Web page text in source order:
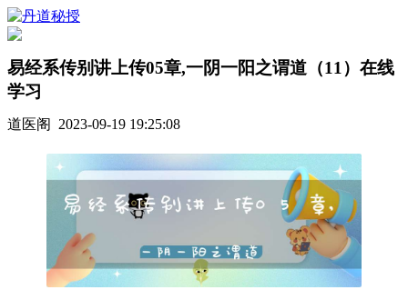
易经系传别讲上传05章,一阴一阳之谓道（11）在线
学习
道医阁 2023-09-19 19:25:08